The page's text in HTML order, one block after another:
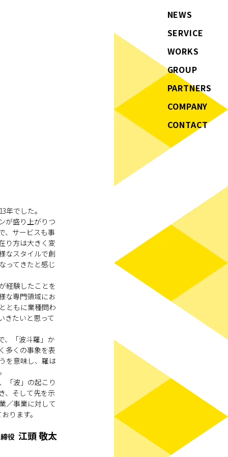
NEWS
SERVICE
WORKS
GROUP
PARTNERS
COMPANY
CONTACT
年でした。
が盛り上がりつ
、サービスも事
り方は大きく変
なスタイルで創
ってきたと感じ
経験したことを
な専門領域にお
ともに業種問わ
きたいと思って
、「波斗羅」か
多くの事象を表
を意味し、羅は
「波」の起こり
、そして先を示
／事業に対して
ります。
役 江頭 敬太